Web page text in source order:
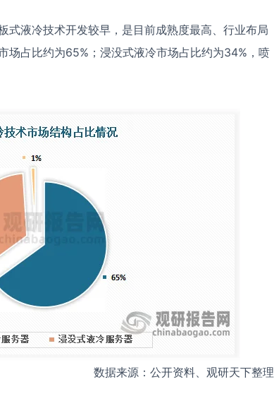
式液冷技术开发较早，是目前成熟度最高、行业布局
场占比约为65%；浸没式液冷市场占比约为34%，喷
数据来源：公开资料、观研天下整理